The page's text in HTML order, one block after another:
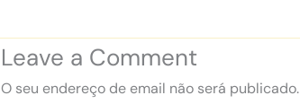
Leave a Comment
O seu endereço de email não será publicado.